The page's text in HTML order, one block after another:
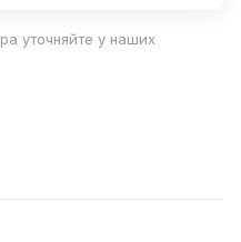
уточняйте у наших